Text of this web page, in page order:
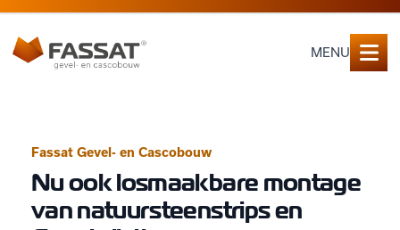
MENU
Fassat Gevel- en Cascobouw
Nu ook losmaakbare montage
van natuursteenstrips en